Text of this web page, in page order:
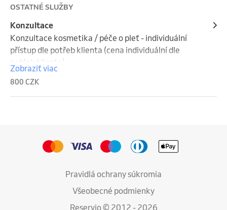
OSTATNÉ SLUŽBY
Konzultace
Konzultace kosmetika / péče o pleť - individuální
přístup dle potřeb klienta (cena individuální dle
potřeb klienta)
Konzultace módní styling (dámský / pánský) -
individuální přístup, čistka šatníka, personal shoper
(cena individuální dle potřeb klienta)
Zobraziť viac
800 CZK
Pravidlá ochrany súkromia
Všeobecné podmienky
Reservio © 2012 - 2026